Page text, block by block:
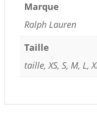
Marque
Ralph Lauren
Taille
taille, XS, S, M, L,